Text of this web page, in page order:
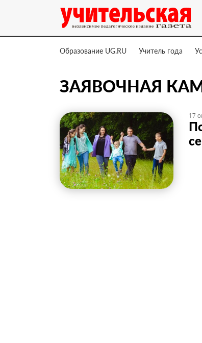
Образование UG.RU Учитель года
ЗАЯВОЧНАЯ
17